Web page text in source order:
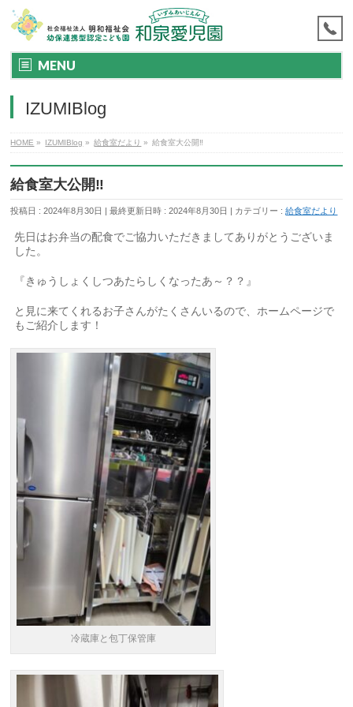
MENU
IZUMIBlog
HOME » IZUMIBlog » 給食室だより » 給食室大公開‼
給食室大公開‼
投稿日 : 2024年8月30日 最終更新日時 : 2024年8月30日 カテゴリー :給食室だより
先日はお弁当の配食でご協力いただきましてありがとうございま
した。
『きゅうしょくしつあたらしくなったあ～？？』
と見に来てくれるお子さんがたくさんいるので、ホームページで
もご紹介します！
冷蔵庫と包丁保管庫